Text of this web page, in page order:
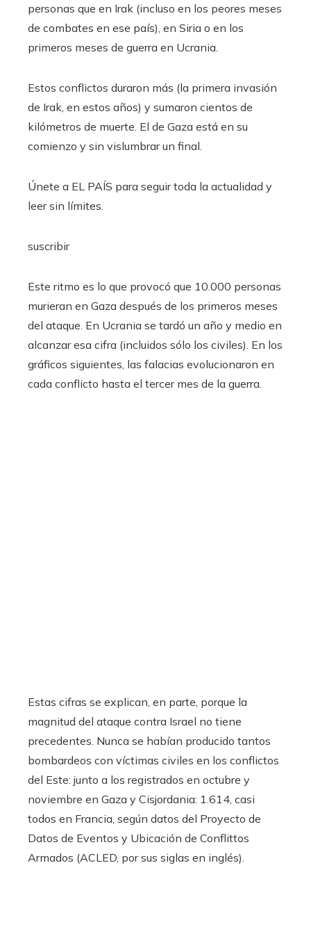
personas que en Irak (incluso en los peores meses
de combates en ese país), en Siria o en los
primeros meses de guerra en Ucrania.
Estos conflictos duraron más (la primera invasión
de Irak, en estos años) y sumaron cientos de
kilómetros de muerte. El de Gaza está en su
comienzo y sin vislumbrar un final.
Únete a EL PAÍS para seguir toda la actualidad y
leer sin límites.
suscribir
Este ritmo es lo que provocó que 10.000 personas
murieran en Gaza después de los primeros meses
del ataque. En Ucrania se tardó un año y medio en
alcanzar esa cifra (incluidos sólo los civiles). En los
gráficos siguientes, las falacias evolucionaron en
cada conflicto hasta el tercer mes de la guerra.
Estas cifras se explican, en parte, porque la
magnitud del ataque contra Israel no tiene
precedentes. Nunca se habían producido tantos
bombardeos con víctimas civiles en los conflictos
del Este: junto a los registrados en octubre y
noviembre en Gaza y Cisjordania: 1.614, casi
todos en Francia, según datos del Proyecto de
Datos de Eventos y Ubicación de Conflittos
Armados (ACLED, por sus siglas en inglés).